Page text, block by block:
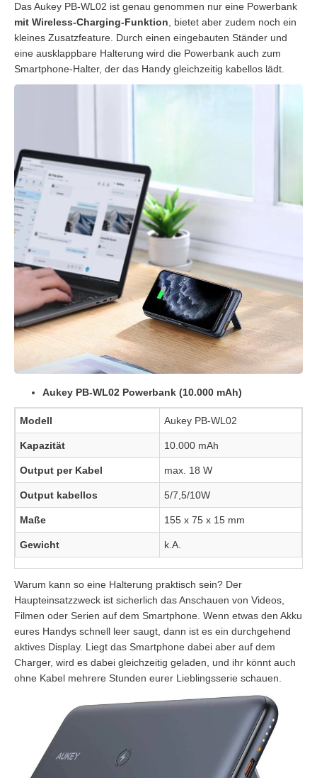
Das Aukey PB-WL02 ist genau genommen nur eine Powerbank
mit Wireless-Charging-Funktion , bietet aber zudem noch ein
kleines Zusatzfeature. Durch einen eingebauten Ständer und
eine ausklappbare Halterung wird die Powerbank auch zum
Smartphone-Halter, der das Handy gleichzeitig kabellos lädt.
Aukey PB-WL02 Powerbank (10.000 mAh)
Modell Aukey PB-WL02
Kapazität 10.000 mAh
Output per Kabel max. 18 W
Output kabellos 5/7,5/10W
Maße 155 x 75 x 15 mm
Gewicht k.A.
Warum kann so eine Halterung praktisch sein? Der
Haupteinsatzzweck ist sicherlich das Anschauen von Videos,
Filmen oder Serien auf dem Smartphone. Wenn etwas den Akku
eures Handys schnell leer saugt, dann ist es ein durchgehend
aktives Display. Liegt das Smartphone dabei aber auf dem
Charger, wird es dabei gleichzeitig geladen, und ihr könnt auch
ohne Kabel mehrere Stunden eurer Lieblingsserie schauen.